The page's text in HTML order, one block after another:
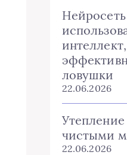
Нейросеть
ловушки
22.06.2026
чистыми
22.06.2026